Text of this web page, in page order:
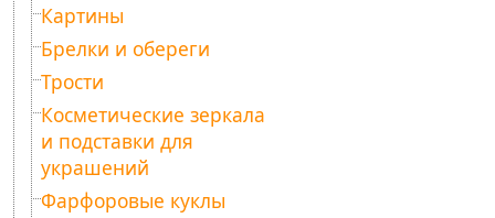
Картины
Брелки и обереги
Трости
Косметические зеркала
и подставки для
украшений
Фарфоровые куклы